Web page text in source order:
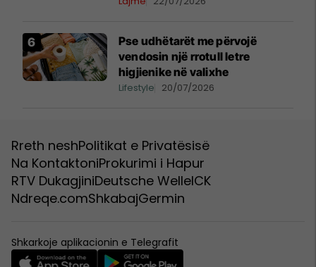
Pse udhëtarët me përvojë
vendosin një rrotull letre
higjienike në valixhe
Lifestyle 20/07/2026
Rreth neshPolitikat e Privatësisë
Na KontaktoniProkurimi i Hapur
RTV DukagjiniDeutsche WelleICK
Ndreqe.comShkabajGermin
Shkarkoje aplikacionin e Telegrafit